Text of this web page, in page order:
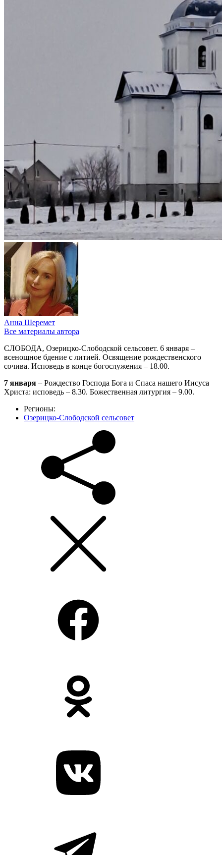
Анна Шеремет
Все материалы автора
СЛОБОДА, Озерицко-Слободской сельсовет. 6 января –
всенощное бдение с литией. Освящение рождественского
сочива. Исповедь в конце богослужения – 18.00.
7 января – Рождество Господа Бога и Спаса нашего Иисуса
Христа: исповедь – 8.30. Божественная литургия – 9.00.
Регионы:
Озерицко-Слободской сельсовет